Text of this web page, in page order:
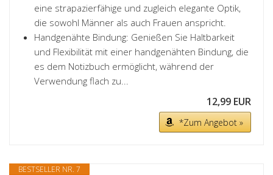
eine strapazierfähige und zugleich elegante Optik,
die sowohl Männer als auch Frauen anspricht.
Handgenähte Bindung: Genießen Sie Haltbarkeit
und Flexibilität mit einer handgenähten Bindung, die
es dem Notizbuch ermöglicht, während der
Verwendung flach zu...
12,99 EUR
*Zum Angebot »
BESTSELLER NR. 7